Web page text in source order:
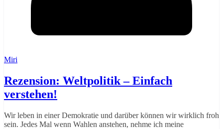
Miri
Rezension: Weltpolitik – Einfach
verstehen!
Wir leben in einer Demokratie und darüber können wir wirklich froh
sein. Jedes Mal wenn Wahlen anstehen, nehme ich meine